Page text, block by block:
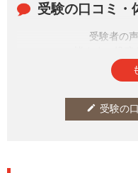
受験の口コミ・
受験者の
edit 受験の